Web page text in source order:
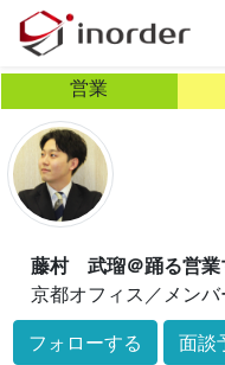
営業
藤村 武瑠＠踊る営業
京都オフィス ／ メンバ
フォローする 面談